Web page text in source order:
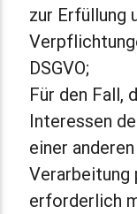
zur Erfüllung
DSGVO;
Für den Fall,
Interessen
einer
Verarbeitung
erforderlich